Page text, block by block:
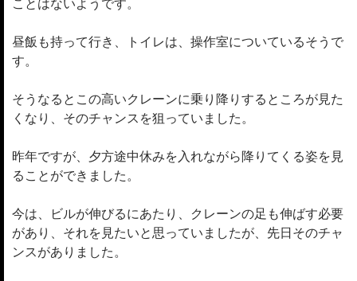
ことはないようです。
昼飯も持って行き、トイレは、操作室についているそうで
す。
そうなるとこの高いクレーンに乗り降りするところが見た
くなり、そのチャンスを狙っていました。
昨年ですが、夕方途中休みを入れながら降りてくる姿を見
ることができました。
今は、ビルが伸びるにあたり、クレーンの足も伸ばす必要
があり、それを見たいと思っていましたが、先日そのチャ
ンスがありました。